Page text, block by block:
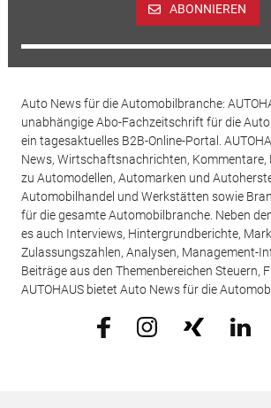
ABONNIEREN
Auto News für die Automobilbranche:
unabhängige Abo-Fachzeitschrift für die
ein tagesaktuelles B2B-Online-Portal.
News, Wirtschaftsnachrichten, Kommentare,
zu Automodellen, Automarken und
Automobilhandel und Werkstätten sowie
für die gesamte Automobilbranche. Neben
es auch Interviews, Hintergrundberichte,
Zulassungszahlen, Analysen, Management-
Beiträge aus den Themenbereichen Steuern,
AUTOHAUS bietet Auto News für die